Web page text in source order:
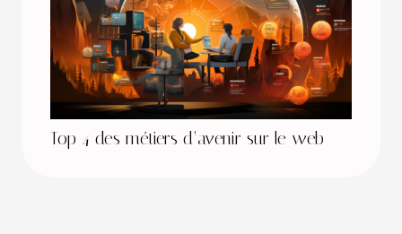
Top 4 des métiers d’avenir sur le web